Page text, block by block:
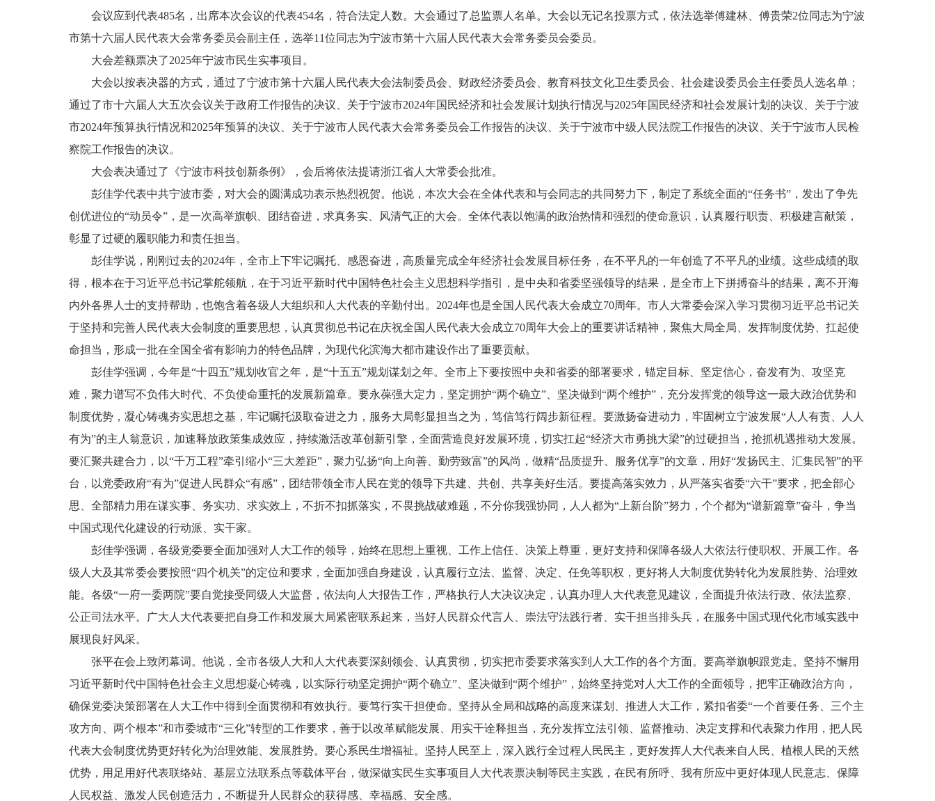
会议应到代表485名，出席本次会议的代表454名，符合法定人数。 大会通过了总监票人名单。大会以无记名投票方式，依法选举傅建林、傅贵荣2位同志为宁波
市第十六届人民代表大会常务委员会副主任，选举11位同志为宁波市第十六届人民代表大会常务委员会委员。
大会差额票决了2025年宁波市民生实事项目。
大会以按表决器的方式，通过了宁波市第十六届人民代表大会法制委员会、财政经济委员会、教育科技文化卫生委员会、社会建设委员会主任委员人选名单；
通过了市十六届人大五次会议关于政府工作报告的决议、关于宁波市2024年国民经济和社会发展计划执行情况与2025年国民经济和社会发展计划的决议、关于宁波
市2024年预算执行情况和2025年预算的决议、关于宁波市人民代表大会常务委员会工作报告的决议、关于宁波市中级人民法院工作报告的决议、关于宁波市人民检
察院工作报告的决议。
大会表决通过了《宁波市科技创新条例》，会后将依法提请浙江省人大常委会批准。
彭佳学代表中共宁波市委，对大会的圆满成功表示热烈祝贺。他说，本次大会在全体代表和与会同志的共同努力下，制定了系统全面的“任务书”，发出了争先
创优进位的“动员令”，是一次高举旗帜、团结奋进，求真务实、风清气正的大会。全体代表以饱满的政治热情和强烈的使命意识，认真履行职责、积极建言献策，
彰显了过硬的履职能力和责任担当。
彭佳学说，刚刚过去的2024年，全市上下牢记嘱托、感恩奋进，高质量完成全年经济社会发展目标任务，在不平凡的一年创造了不平凡的业绩。这些成绩的取
得，根本在于习近平总书记掌舵领航，在于习近平新时代中国特色社会主义思想科学指引，是中央和省委坚强领导的结果，是全市上下拼搏奋斗的结果，离不开海
内外各界人士的支持帮助，也饱含着各级人大组织和人大代表的辛勤付出。2024年也是全国人民代表大会成立70周年。市人大常委会深入学习贯彻习近平总书记关
于坚持和完善人民代表大会制度的重要思想，认真贯彻总书记在庆祝全国人民代表大会成立70周年大会上的重要讲话精神，聚焦大局全局、发挥制度优势、扛起使
命担当，形成一批在全国全省有影响力的特色品牌，为现代化滨海大都市建设作出了重要贡献。
彭佳学强调，今年是“十四五”规划收官之年，是“十五五”规划谋划之年。全市上下要按照中央和省委的部署要求，锚定目标、坚定信心，奋发有为、攻坚克
难，聚力谱写不负伟大时代、不负使命重托的发展新篇章。要永葆强大定力，坚定拥护“两个确立”、坚决做到“两个维护”，充分发挥党的领导这一最大政治优势和
制度优势，凝心铸魂夯实思想之基，牢记嘱托汲取奋进之力，服务大局彰显担当之为，笃信笃行阔步新征程。要激扬奋进动力，牢固树立宁波发展“人人有责、人人
有为”的主人翁意识，加速释放政策集成效应，持续激活改革创新引擎，全面营造良好发展环境，切实扛起“经济大市勇挑大梁”的过硬担当，抢抓机遇推动大发展。
要汇聚共建合力，以“千万工程”牵引缩小“三大差距”，聚力弘扬“向上向善、勤劳致富”的风尚，做精“品质提升、服务优享”的文章，用好“发扬民主、汇集民智”的平
台，以党委政府“有为”促进人民群众“有感”，团结带领全市人民在党的领导下共建、共创、共享美好生活。要提高落实效力，从严落实省委“六干”要求，把全部心
思、全部精力用在谋实事、务实功、求实效上，不折不扣抓落实，不畏挑战破难题，不分你我强协同，人人都为“上新台阶”努力，个个都为“谱新篇章”奋斗，争当
中国式现代化建设的行动派、实干家。
彭佳学强调，各级党委要全面加强对人大工作的领导，始终在思想上重视、工作上信任、决策上尊重，更好支持和保障各级人大依法行使职权、开展工作。各
级人大及其常委会要按照“四个机关”的定位和要求，全面加强自身建设，认真履行立法、监督、决定、任免等职权，更好将人大制度优势转化为发展胜势、治理效
能。各级“一府一委两院”要自觉接受同级人大监督，依法向人大报告工作，严格执行人大决议决定，认真办理人大代表意见建议，全面提升依法行政、依法监察、
公正司法水平。广大人大代表要把自身工作和发展大局紧密联系起来，当好人民群众代言人、崇法守法践行者、实干担当排头兵，在服务中国式现代化市域实践中
展现良好风采。
张平在会上致闭幕词。他说，全市各级人大和人大代表要深刻领会、认真贯彻，切实把市委要求落实到人大工作的各个方面。要高举旗帜跟党走。坚持不懈用
习近平新时代中国特色社会主义思想凝心铸魂，以实际行动坚定拥护“两个确立”、坚决做到“两个维护”，始终坚持党对人大工作的全面领导，把牢正确政治方向，
确保党委决策部署在人大工作中得到全面贯彻和有效执行。要笃行实干担使命。坚持从全局和战略的高度来谋划、推进人大工作，紧扣省委“一个首要任务、三个主
攻方向、两个根本”和市委城市“三化”转型的工作要求，善于以改革赋能发展、用实干诠释担当，充分发挥立法引领、监督推动、决定支撑和代表聚力作用，把人民
代表大会制度优势更好转化为治理效能、发展胜势。要心系民生增福祉。坚持人民至上，深入践行全过程人民民主，更好发挥人大代表来自人民、植根人民的天然
优势，用足用好代表联络站、基层立法联系点等载体平台，做深做实民生实事项目人大代表票决制等民主实践，在民有所呼、我有所应中更好体现人民意志、保障
人民权益、激发人民创造活力，不断提升人民群众的获得感、幸福感、安全感。